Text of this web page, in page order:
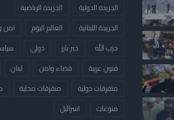
الجريدة الدولية
الجريدة الرياضية
الجريدة اللبنانية
العالم اليوم
امن
حزب الله
خبر بارز دولي
فنون عربية
قضاء وامن لبنان
متفرقات دولية
متفرقات محلية
منوعات
​اسرائيل